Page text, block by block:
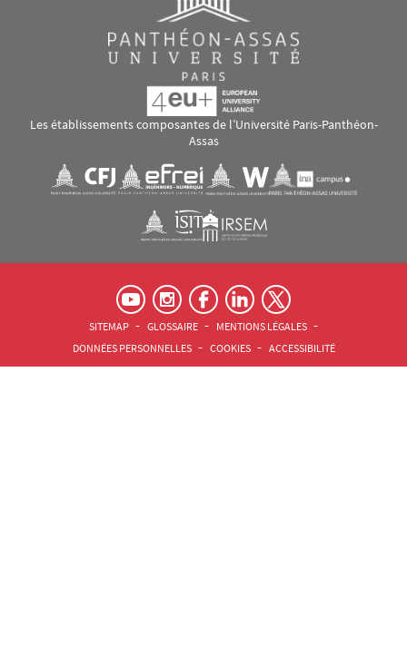
Les établissements composantes de l’Université Paris-Panthéon-
Assas
Visuel svgVisuel svg Visuel svgVisuel svg
Visuel svgVisuel svg
Pied de page Assas Principal
SITEMAP GLOSSAIRE
MENTIONS LÉGALES
DONNÉES PERSONNELLES
COOKIES ACCESSIBILITÉ